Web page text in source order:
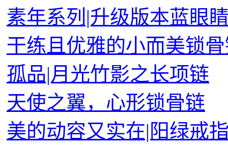
素年系列|升级版本蓝眼
干练且优雅的小而美锁
孤品|月光竹影之长项链
天使之翼，心形锁骨链
美的动容又实在|阳绿戒